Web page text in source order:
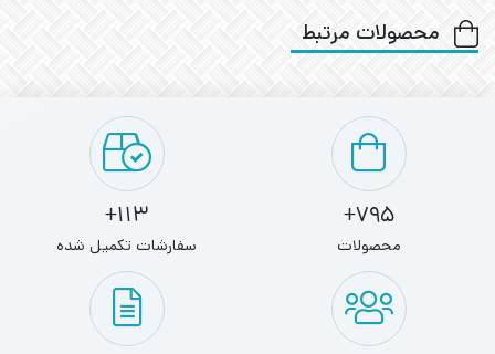
محصولات مرتبط
795+
محصولات
113+
سفارشات تکمیل شده